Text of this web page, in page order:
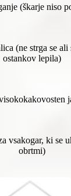
(škarje niso
(ne strga se ali
ostankov lepila)
vsakogar, ki se
obrtmi)